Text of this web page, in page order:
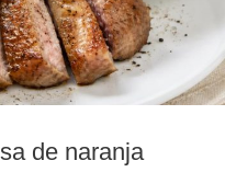
de naranja